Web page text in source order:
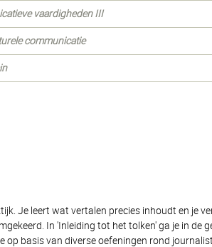
vaardigheden III
communicatie
Je leert wat vertalen precies inhoudt en je
In 'Inleiding tot het tolken' ga je in
op basis van diverse oefeningen rond